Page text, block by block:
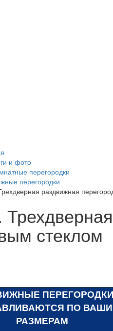
и фото
перегородки
перегородки
раздвижная
стеклом
ПЕРЕГОРОДКИ
ПО
РАЗМЕРАМ